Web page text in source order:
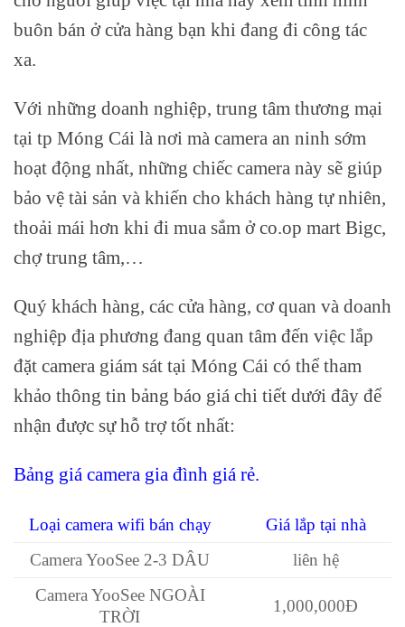
buôn bán ở cửa hàng bạn khi đang đi công tác
xa.
Với những doanh nghiệp, trung tâm thương mại
tại tp Móng Cái là nơi mà camera an ninh sớm
hoạt động nhất, những chiếc camera này sẽ giúp
bảo vệ tài sản và khiến cho khách hàng tự nhiên,
thoải mái hơn khi đi mua sắm ở co.op mart Bigc,
chợ trung tâm,…
Quý khách hàng, các cửa hàng, cơ quan và doanh
nghiệp địa phương đang quan tâm đến việc lắp
đặt camera giám sát tại Móng Cái có thể tham
khảo thông tin bảng báo giá chi tiết dưới đây để
nhận được sự hỗ trợ tốt nhất:
Bảng giá camera gia đình giá rẻ.
Loại camera wifi bán chạy
Giá lắp tại nhà
Camera YooSee 2-3 DÂU
liên hệ
Camera YooSee NGOÀI
TRỜI
1,000,000Đ